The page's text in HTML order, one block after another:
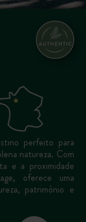
perfeito para
natureza. Com
e a proximidade
oferece uma
património e